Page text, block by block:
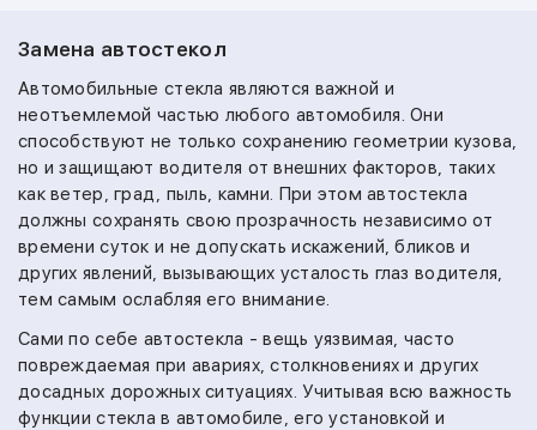
Замена автостекол
Автомобильные стекла являются важной и
неотъемлемой частью любого автомобиля. Они
способствуют не только сохранению геометрии кузова,
но и защищают водителя от внешних факторов, таких
как ветер, град, пыль, камни. При этом автостекла
должны сохранять свою прозрачность независимо от
времени суток и не допускать искажений, бликов и
других явлений, вызывающих усталость глаз водителя,
тем самым ослабляя его внимание.
Сами по себе автостекла - вещь уязвимая, часто
повреждаемая при авариях, столкновениях и других
досадных дорожных ситуациях. Учитывая всю важность
функции стекла в автомобиле, его установкой и